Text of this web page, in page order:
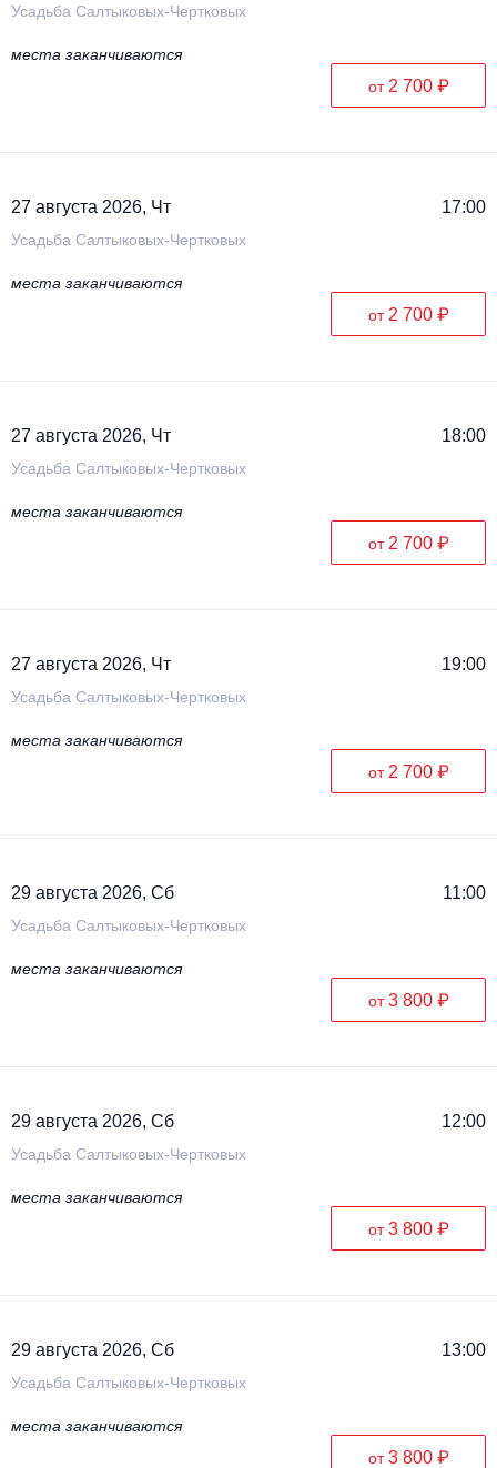
Усадьба Салтыковых-Чертковых
места заканчиваются
от 2 700 ₽
27 августа 2026, Чт 17:00
Усадьба Салтыковых-Чертковых
места заканчиваются
от 2 700 ₽
27 августа 2026, Чт 18:00
Усадьба Салтыковых-Чертковых
места заканчиваются
от 2 700 ₽
27 августа 2026, Чт 19:00
Усадьба Салтыковых-Чертковых
места заканчиваются
от 2 700 ₽
29 августа 2026, Сб 11:00
Усадьба Салтыковых-Чертковых
места заканчиваются
от3 800 ₽
29 августа 2026, Сб 12:00
Усадьба Салтыковых-Чертковых
места заканчиваются
от3 800 ₽
29 августа 2026, Сб 13:00
Усадьба Салтыковых-Чертковых
места заканчиваются
от3 800 ₽